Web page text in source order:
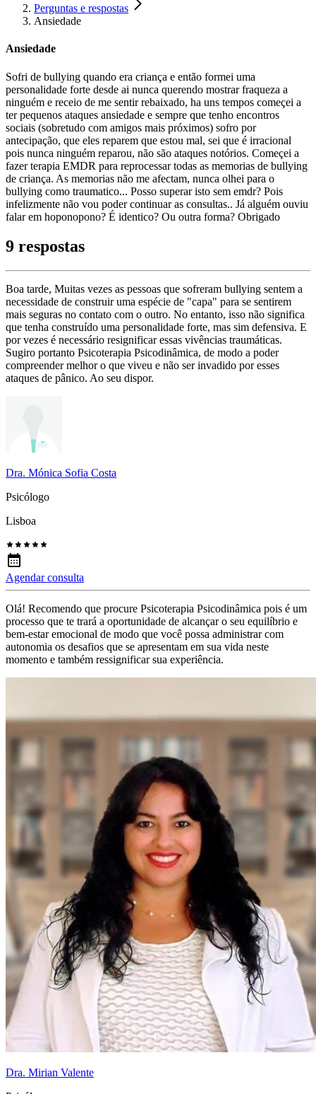
Perguntas e respostas
Ansiedade
Ansiedade
Sofri de bullying quando era criança e então formei uma
personalidade forte desde ai nunca querendo mostrar fraqueza a
ninguém e receio de me sentir rebaixado, ha uns tempos começei a
ter pequenos ataques ansiedade e sempre que tenho encontros
sociais (sobretudo com amigos mais próximos) sofro por
antecipação, que eles reparem que estou mal, sei que é irracional
pois nunca ninguém reparou, não são ataques notórios. Começei a
fazer terapia EMDR para reprocessar todas as memorias de bullying
de criança. As memorias não me afectam, nunca olhei para o
bullying como traumatico... Posso superar isto sem emdr? Pois
infelizmente não vou poder continuar as consultas.. Já alguém ouviu
falar em hoponopono? É identico? Ou outra forma? Obrigado
9 respostas
Boa tarde, Muitas vezes as pessoas que sofreram bullying sentem a
necessidade de construir uma espécie de "capa" para se sentirem
mais seguras no contato com o outro. No entanto, isso não significa
que tenha construído uma personalidade forte, mas sim defensiva. E
por vezes é necessário resignificar essas vivências traumáticas.
Sugiro portanto Psicoterapia Psicodinâmica, de modo a poder
compreender melhor o que viveu e não ser invadido por esses
ataques de pânico. Ao seu dispor.
Dra. Mónica Sofia Costa
Psicólogo
Lisboa
Agendar consulta
Olá! Recomendo que procure Psicoterapia Psicodinâmica pois é um
processo que te trará a oportunidade de alcançar o seu equilíbrio e
bem-estar emocional de modo que você possa administrar com
autonomia os desafios que se apresentam em sua vida neste
momento e também ressignificar sua experiência.
Dra. Mirian Valente